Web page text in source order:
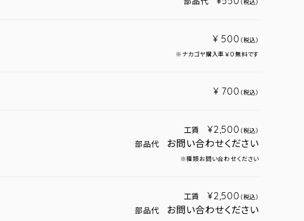
（税込）
¥ 500 （税込）
※ナカゴヤ購入車￥０無料です
¥ 700 （税込）
工賃 ¥2,500 （税込）
部品代 お問い合わせください
※種類お問い合わせください
工賃 ¥2,500 （税込）
部品代 お問い合わせください